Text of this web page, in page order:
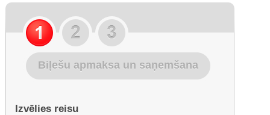
Biļešu apmaksa un saņemšana
Izvēlies reisu